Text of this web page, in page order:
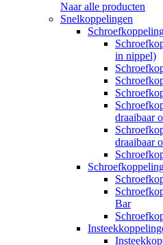
Naar alle producten
Snelkoppelingen
in nippel)
draaibaar
draaibaar
Bar